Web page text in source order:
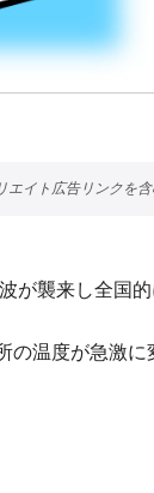
が襲来し全国
の温度が急激